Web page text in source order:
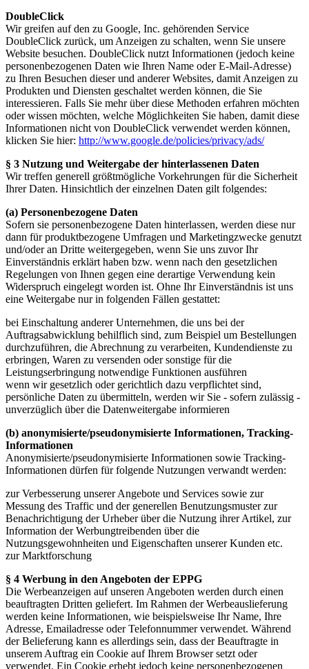
DoubleClick
Wir greifen auf den zu Google, Inc. gehörenden Service
DoubleClick zurück, um Anzeigen zu schalten, wenn Sie unsere
Website besuchen. DoubleClick nutzt Informationen (jedoch keine
personenbezogenen Daten wie Ihren Name oder E-Mail-Adresse)
zu Ihren Besuchen dieser und anderer Websites, damit Anzeigen zu
Produkten und Diensten geschaltet werden können, die Sie
interessieren. Falls Sie mehr über diese Methoden erfahren möchten
oder wissen möchten, welche Möglichkeiten Sie haben, damit diese
Informationen nicht von DoubleClick verwendet werden können,
klicken Sie hier: http://www.google.de/policies/privacy/ads/
§ 3 Nutzung und Weitergabe der hinterlassenen Daten
Wir treffen generell größtmögliche Vorkehrungen für die Sicherheit
Ihrer Daten. Hinsichtlich der einzelnen Daten gilt folgendes:
(a) Personenbezogene Daten
Sofern sie personenbezogene Daten hinterlassen, werden diese nur
dann für produktbezogene Umfragen und Marketingzwecke genutzt
und/oder an Dritte weitergegeben, wenn Sie uns zuvor Ihr
Einverständnis erklärt haben bzw. wenn nach den gesetzlichen
Regelungen von Ihnen gegen eine derartige Verwendung kein
Widerspruch eingelegt worden ist. Ohne Ihr Einverständnis ist uns
eine Weitergabe nur in folgenden Fällen gestattet:
bei Einschaltung anderer Unternehmen, die uns bei der
Auftragsabwicklung behilflich sind, zum Beispiel um Bestellungen
durchzuführen, die Abrechnung zu verarbeiten, Kundendienste zu
erbringen, Waren zu versenden oder sonstige für die
Leistungserbringung notwendige Funktionen ausführen
wenn wir gesetzlich oder gerichtlich dazu verpflichtet sind,
persönliche Daten zu übermitteln, werden wir Sie - sofern zulässig -
unverzüglich über die Datenweitergabe informieren
(b) anonymisierte/pseudonymisierte Informationen, Tracking-
Informationen
Anonymisierte/pseudonymisierte Informationen sowie Tracking-
Informationen dürfen für folgende Nutzungen verwandt werden:
zur Verbesserung unserer Angebote und Services sowie zur
Messung des Traffic und der generellen Benutzungsmuster zur
Benachrichtigung der Urheber über die Nutzung ihrer Artikel, zur
Information der Werbungtreibenden über die
Nutzungsgewohnheiten und Eigenschaften unserer Kunden etc.
zur Marktforschung
§ 4 Werbung in den Angeboten der EPPG
Die Werbeanzeigen auf unseren Angeboten werden durch einen
beauftragten Dritten geliefert. Im Rahmen der Werbeauslieferung
werden keine Informationen, wie beispielsweise Ihr Name, Ihre
Adresse, Emailadresse oder Telefonnummer verwendet. Während
der Belieferung kann es allerdings sein, dass der Beauftragte in
unserem Auftrag ein Cookie auf Ihrem Browser setzt oder
verwendet. Ein Cookie erhebt jedoch keine personenbezogenen